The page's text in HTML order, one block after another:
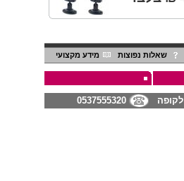
שאלות נפוצות מידע מקצועי
לקופה 0537555320